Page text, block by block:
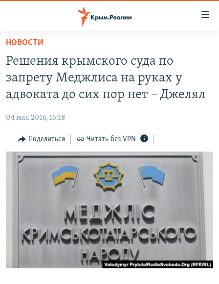
Вернуться
основному
содержанию
Вернутся
главной
Вернутся
поиску
11 ЛЕТ ОККУПАЦИИ КРЫМА. 11 ИСТОРИЙ СОПРОТИВЛЕНИЯ
ВОДА
ЕЩЕ
ИНТЕРАКТИВ
ИНФОГРАФИКА
ТЕЛЕПРОЕКТ КРЫМ.РЕАЛИИ
ПРОПАВШИЕ БЕЗ ВЕСТИ
ПОБЕДИТЕЛЕЙ НЕ СУДЯТ?
КРЫМ.НЕПОКОРЕННЫЙ
РАДІО СВОБОДА
КАК ОБОЙТИ БЛОКИРОВКУ
Українською
ПРИСОЕДИНЯЙТЕСЬ!
НОВОСТИ
Решения крымского суда по
запрету Меджлиса на руках у
адвоката до сих пор нет – Джелял
04 мая 2016, 15:18
Поделиться Читать без VPN